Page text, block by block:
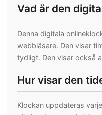
Vad är den
Denna digitala
webbläsare. Den visar
tydligt. Den visar också
Hur visar den
Klockan uppdateras